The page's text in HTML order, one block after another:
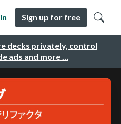
decks privately, control
ads and more …
Sign up for free